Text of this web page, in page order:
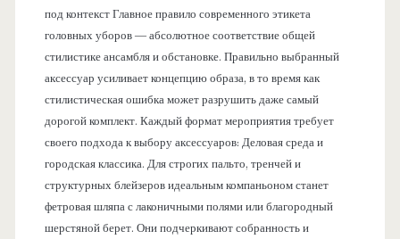
под контекст Главное правило современного этикета
головных уборов — абсолютное соответствие общей
стилистике ансамбля и обстановке. Правильно выбранный
аксессуар усиливает концепцию образа, в то время как
стилистическая ошибка может разрушить даже самый
дорогой комплект. Каждый формат мероприятия требует
своего подхода к выбору аксессуаров: Деловая среда и
городская классика. Для строгих пальто, тренчей и
структурных блейзеров идеальным компаньоном станет
фетровая шляпа с лаконичными полями или благородный
шерстяной берет. Они подчеркивают собранность и